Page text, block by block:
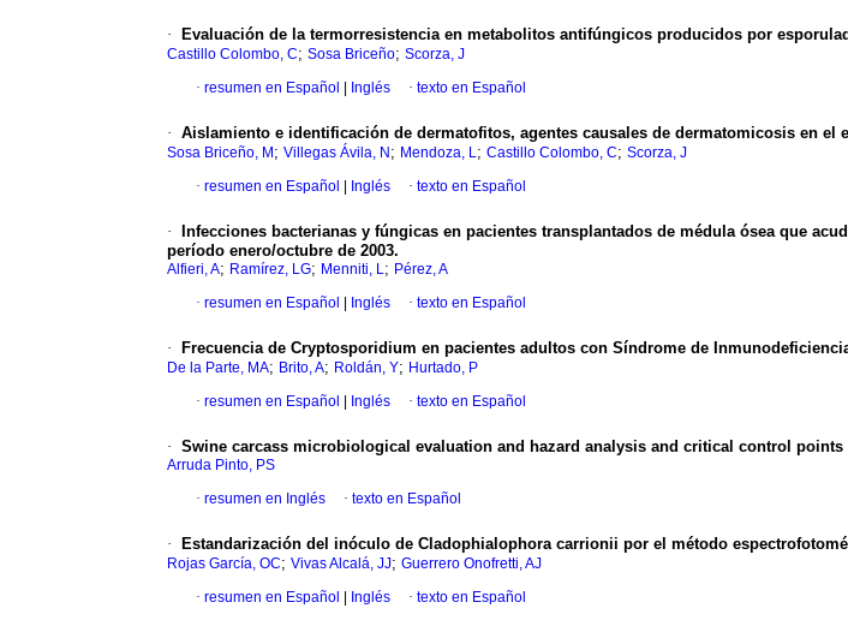
· Evaluación de la termorresistencia en metabolitos antifúngicos producidos por
Castillo Colombo, C; Sosa Briceño; Scorza, J
· resumen en Español Inglés · texto en Español
· Aislamiento e identificación de dermatofitos, agentes causales de dermatomicosis en el
Sosa Briceño, M ; Villegas Ávila, N ; Mendoza, L; Castillo Colombo, C; Scorza, J
· resumen en Español Inglés · texto en Español
·
Infecciones bacterianas y fúngicas en pacientes transplantados de médula ósea que
período enero/octubre de 2003.
Alfieri, A; Ramírez, LG; Menniti, L; Pérez, A
· resumen en Español Inglés · texto en Español
· Frecuencia de Cryptosporidium en pacientes adultos con Síndrome de
De la Parte, MA; Brito, A; Roldán, Y; Hurtado, P
· resumen en Español Inglés · texto en Español
· Swine carcass microbiological evaluation and hazard analysis and critical control points
Arruda Pinto, PS
· resumen en Inglés · texto en Español
· Estandarización del inóculo de Cladophialophora carrionii por el método
Rojas García, OC; Vivas Alcalá, JJ; Guerrero Onofretti, AJ
· resumen en Español Inglés · texto en Español